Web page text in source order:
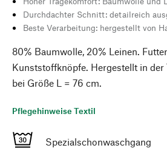
Durchdachter Schnitt: detailreich
Beste Verarbeitung: hergestellt von
80% Baumwolle, 20% Leinen.
Kunststoffknöpfe. Hergestellt in der
bei Größe L = 76 cm.
Pflegehinweise Textil
Spezialschonwaschgang